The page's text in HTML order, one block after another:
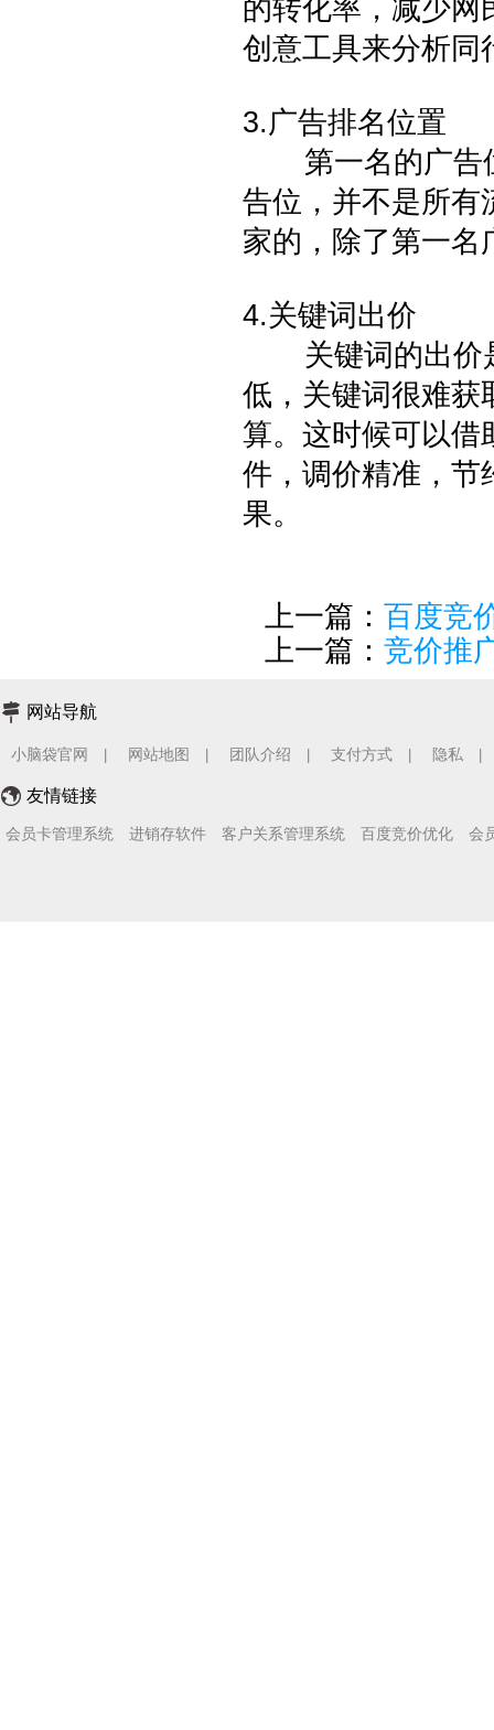
的转化率，减少网
创意工具来分析同
3.广告排名位置
第一名的广告位
告位，并不是所有
家的，除了第一名
4.关键词出价
关键词的出价是
低，关键词很难获
算。这时候可以借
件，调价精准，节
果。
上一篇： 百度竞
上一篇： 竞价推
网站导航
小脑袋官网 网站地图 团队介绍 支付方式 隐私
友情链接
会员卡管理系统 进销存软件 客户关系管理系统 百度竞价优化 会